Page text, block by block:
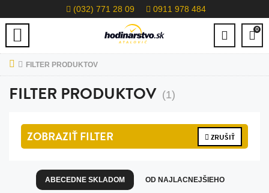
(032) 771 28 09 0911 978 484
0
FILTER PRODUKTOV
FILTER PRODUKTOV (1)
ZOBRAZIŤFILTER ZRUŠIŤ
ABECEDNE SKLADOM OD NAJLACNEJŠIEHO